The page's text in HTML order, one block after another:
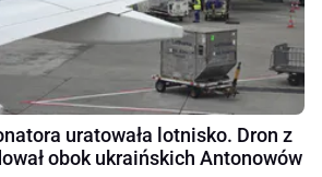
uratowała lotnisko. Dron z
obok ukraińskich Antonowów